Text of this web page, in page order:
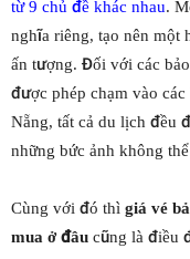
từ 9 chủ đề khác nhau.
nghĩa riêng, tạo nên một
ấn tượng. Đối với các
được phép chạm vào
Nẵng, tất cả du lịch đều
những bức ảnh không
Cùng với đó thì giá vé
mua ở đâu cũng là điều